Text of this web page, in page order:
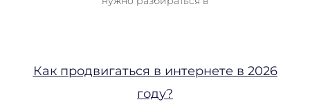
Как продвигаться в интернете в 2026
году?